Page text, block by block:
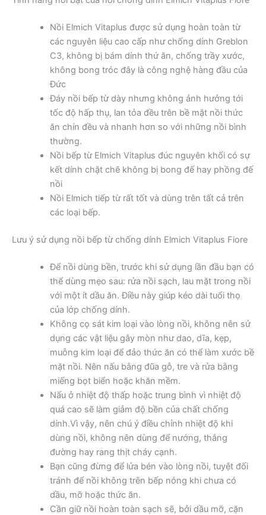
Nồi Elmich Vitaplus được sử dụng hoàn toàn từ
các nguyên liệu cao cấp như chống dính Greblon
C3, không bị bám dính thứ ăn, chống trầy xước,
không bong tróc đây là công nghệ hàng đầu của
Đức
Đáy nồi bếp từ dày nhưng không ảnh hưởng tới
tốc độ hấp thụ, lan tỏa đều trên bề mặt nồi thức
ăn chín đều và nhanh hơn so với những nồi bình
thường.
Nồi bếp từ Elmich Vitaplus đúc nguyên khối có sự
kết dính chặt chẽ không bị bong đế hay phồng đế
nồi
Nồi Elmich tiếp từ rất tốt và dùng trên tất cả trên
các loại bếp.
Lưu ý sử dụng nồi bếp từ chống dính Elmich Vitaplus Fiore
Để nồi dùng bền, trước khi sử dụng lần đầu bạn có
thể dùng mẹo sau: rửa nồi sạch, lau mặt trong nồi
với một ít dầu ăn. Điều này giúp kéo dài tuổi thọ
của lớp chống dính.
Không cọ sát kim loại vào lòng nồi, không nên sử
dụng các vật liệu gây mòn như dao, dĩa, kẹp,
muỗng kim loại để đảo thức ăn có thể làm xước bề
mặt nồi. Nên nấu bằng đũa gỗ, tre và rửa bằng
miếng bọt biển hoặc khăn mềm.
Nấu ở nhiệt độ thấp hoặc trung bình vì nhiệt độ
quá cao sẽ làm giảm độ bền của chất chống
dính.Vì vậy, nên chú ý điều chỉnh nhiệt độ khi
dùng nồi, không nên dùng để nướng, thắng
đường hay rang thịt cháy cạnh.
Bạn cũng đừng để lửa bén vào lòng nồi, tuyệt đối
tránh để nồi không trên bếp nóng khi chưa có
dầu, mỡ hoặc thức ăn.
Cần giữ nồi hoàn toàn sạch sẽ, bởi dầu mỡ, cặn